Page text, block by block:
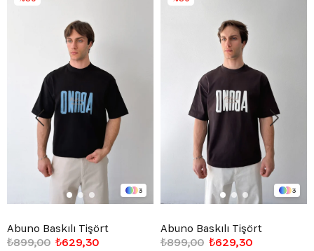
3
Abuno Baskılı Tişört
₺629,30
₺899,00
3
Abuno Baskılı Tişört
₺629,30
₺899,00